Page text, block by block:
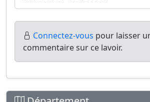
Connectez-vous pour laisser
commentaire sur ce lavoir.